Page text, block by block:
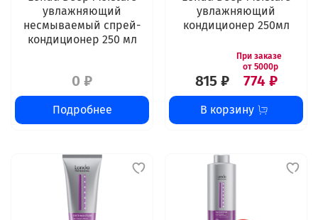
увлажняющий
несмываемый спрей-
кондиционер 250 мл
0 ₽
Подробнее
увлажняющий
кондиционер 250мл
815 ₽ 774 ₽
В корзину